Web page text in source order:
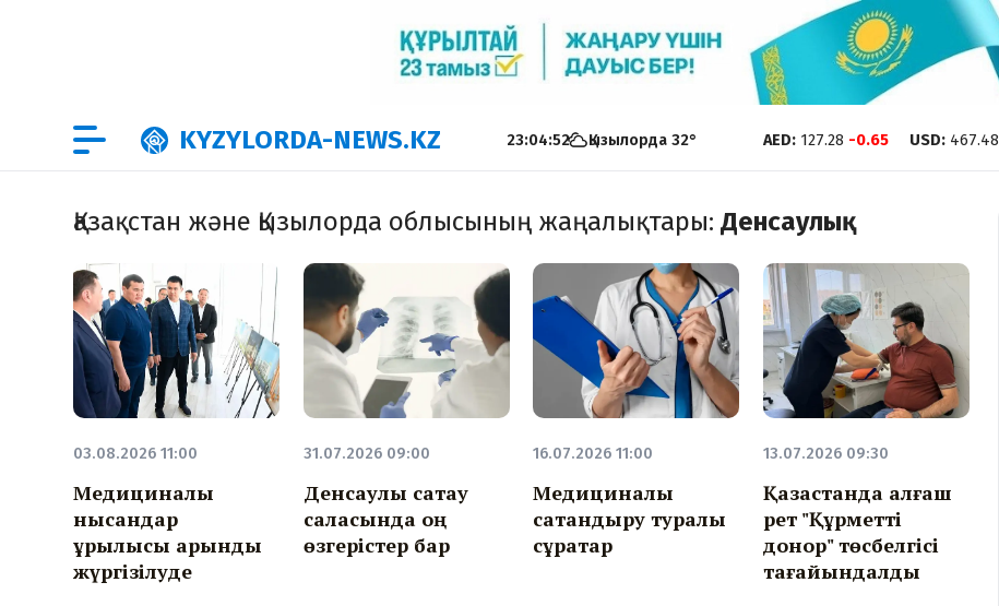
KYZYLORDA-NEWS.KZ 23:04:53 Қызылорда 32° AED: 127.28 -0.65 USD: 467.48
Қазақстан және Қызылорда облысының жаңалықтары: Денсаулық
03.08.2026 11:00
Медициналық
нысандар
құрылысы қарқынды
жүргізілуде
31.07.2026 09:00
Денсаулық сақтау
саласында оң
өзгерістер бар
16.07.2026 11:00
Медициналық
сақтандыру туралы
сұрақтар
13.07.2026 09:30
Қазақстанда алғаш
рет "Құрметті
донор" төсбелгісі
тағайындалды